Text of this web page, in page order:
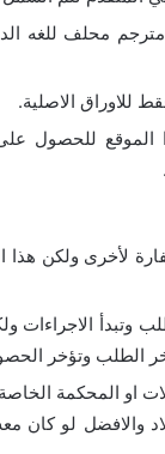
محلف للغه
للاوراق الاصلية.
للحصول
لأخرى ولكن هذا
وتبدأ الاجراءات
الطلب وتؤخر
او المحكمة
والافضل لو كان